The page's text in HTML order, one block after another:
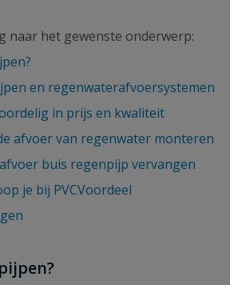
naar het gewenste onderwerp:
en regenwaterafvoersystemen
in prijs en kwaliteit
afvoer van regenwater monteren
buis regenpijp vervangen
je bij PVCVoordeel